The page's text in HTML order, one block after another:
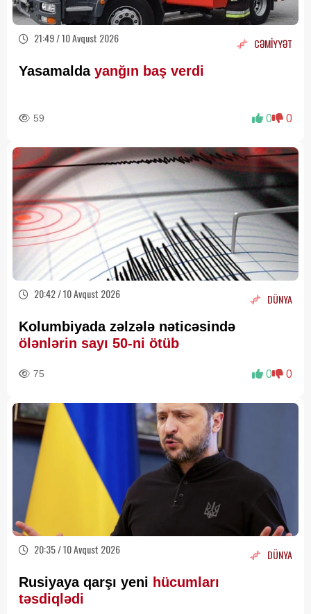
21:49 / 10 Avqust 2026 CƏMİYYƏT
Yasamaldayanğın baş verdi
59 0 0
20:42 / 10 Avqust 2026 DÜNYA
Kolumbiyada zəlzələ nəticəsində
ölənlərin sayı 50-ni ötüb
75 0 0
20:35 / 10 Avqust 2026 DÜNYA
Rusiyaya qarşı yeni hücumları
təsdiqlədi